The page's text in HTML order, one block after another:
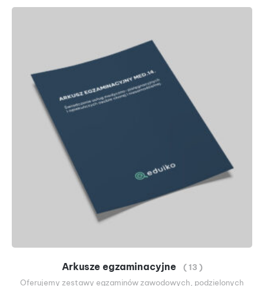
Arkusze egzaminacyjne
( 13 )
Oferujemy zestawy egzaminów zawodowych, podzielonych